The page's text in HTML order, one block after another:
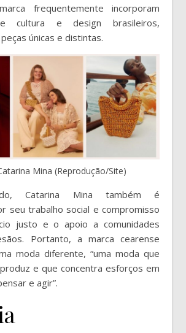
frequentemente incorporam
cultura e design brasileiros,
únicas e distintas.
Mina (Reprodução/Site)
Catarina Mina também é
seu trabalho social e compromisso
justo e o apoio a comunidades
Portanto, a marca cearense
moda diferente, “uma moda que
e que concentra esforços em
e agir”.